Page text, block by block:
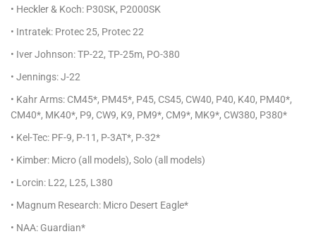
• Heckler & Koch: P30SK, P2000SK
• Intratek: Protec 25, Protec 22
• Iver Johnson: TP-22, TP-25m, PO-380
• Jennings: J-22
• Kahr Arms: CM45*, PM45*, P45, CS45, CW40, P40, K40, PM40*,
CM40*, MK40*, P9, CW9, K9, PM9*, CM9*, MK9*, CW380, P380*
• Kel-Tec: PF-9, P-11, P-3AT*, P-32*
• Kimber: Micro (all models), Solo (all models)
• Lorcin: L22, L25, L380
• Magnum Research: Micro Desert Eagle*
• NAA: Guardian*